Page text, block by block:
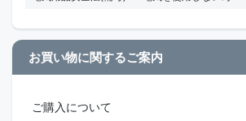
お買い物に関するご案内
ご購入について